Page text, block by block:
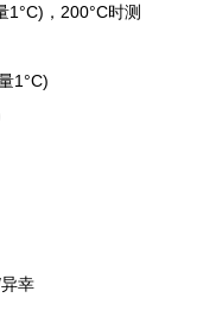
1°C) ，200°C时测
1°C)
异幸